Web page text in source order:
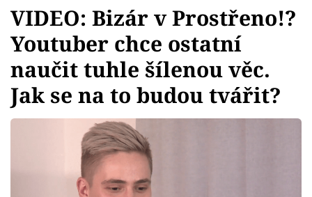
Témata
Showbyznys
Youtubeři
Sex a vztahy
VIDEO: Bizár v Prostřeno!?
Youtuber chce ostatní
naučit tuhle šílenou věc.
Jak se na to budou tvářit?